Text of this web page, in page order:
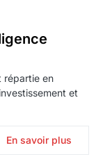
répartie en
et
En savoir plus